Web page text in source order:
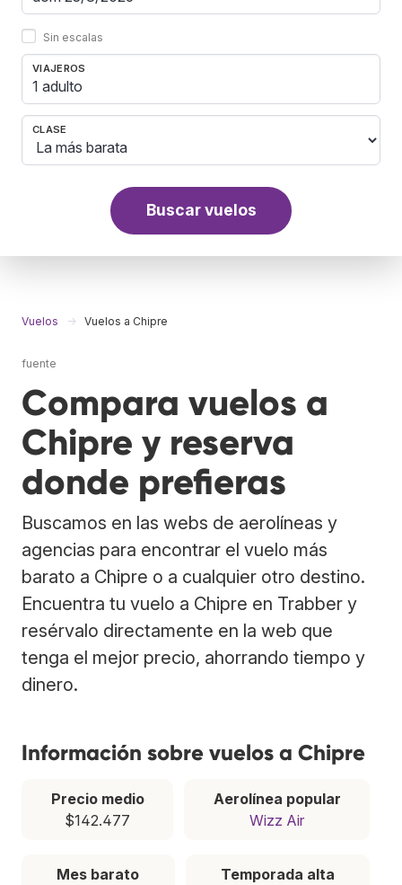
Sin escalas
VIAJEROS
1 adulto
CLASE
Buscar vuelos
Vuelos Vuelos a Chipre
fuente
Compara vuelos a
Chipre y reserva
donde prefieras
Buscamos en las webs de aerolíneas y
agencias para encontrar el vuelo más
barato a Chipre o a cualquier otro destino.
Encuentra tu vuelo a Chipre en Trabber y
resérvalo directamente en la web que
tenga el mejor precio, ahorrando tiempo y
dinero.
Información sobre vuelos a Chipre
Precio medio
$142.477
Aerolínea popular
Wizz Air
Mes barato
Temporada alta